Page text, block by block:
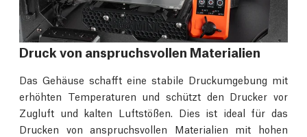
Druck von anspruchsvollen Materialien
Das Gehäuse schafft eine stabile Druckumgebung mit
erhöhten Temperaturen und schützt den Drucker vor
Zugluft und kalten Luftstößen. Dies ist ideal für das
Drucken von anspruchsvollen Materialien mit hohen